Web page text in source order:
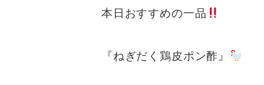
本日おすすめの一品
『ねぎだく鶏皮ポン酢』